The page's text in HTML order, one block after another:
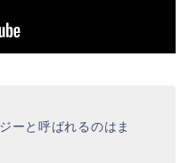
ーと呼ばれるのはま